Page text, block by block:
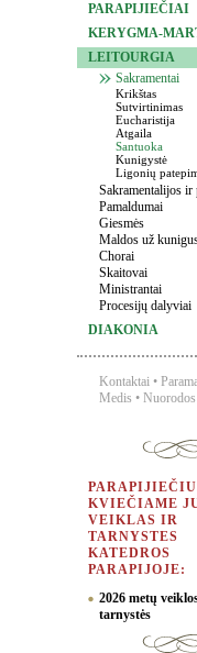
PARAPIJIEČIAI
KERYGMA-
LEITOURGIA
Sakramentai
Krikštas
Sutvirtinimas
Eucharistija
Atgaila
Santuoka
Kunigystė
Ligonių
Sakramentalijos ir
Pamaldumai
Giesmės
Maldos už
Chorai
Skaitovai
Ministrantai
Procesijų dalyviai
DIAKONIA
Kontaktai •
Medis • Nuorodos
KVIEČIAME
VEIKLAS IR
TARNYSTES
KATEDROS
PARAPIJOJE:
2026 metų
tarnystės